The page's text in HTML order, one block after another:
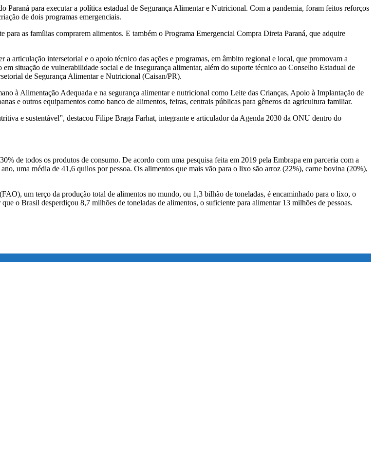
para executar a política estadual de Segurança Alimentar e Nutricional. Com a pandemia, foram feitos reforços
de dois programas emergenciais.
as famílias comprarem alimentos. E também o Programa Emergencial Compra Direta Paraná, que adquire
articulação intersetorial e o apoio técnico das ações e programas, em âmbito regional e local, que promovam a
situação de vulnerabilidade social e de insegurança alimentar, além do suporte técnico ao Conselho Estadual de
de Segurança Alimentar e Nutricional (Caisan/PR).
à Alimentação Adequada e na segurança alimentar e nutricional como Leite das Crianças, Apoio à Implantação de
e outros equipamentos como banco de alimentos, feiras, centrais públicas para gêneros da agricultura familiar.
e sustentável”, destacou Filipe Braga Farhat, integrante e articulador da Agenda 2030 da ONU dentro do
de todos os produtos de consumo. De acordo com uma pesquisa feita em 2019 pela Embrapa em parceria com a
uma média de 41,6 quilos por pessoa. Os alimentos que mais vão para o lixo são arroz (22%), carne bovina (20%),
um terço da produção total de alimentos no mundo, ou 1,3 bilhão de toneladas, é encaminhado para o lixo, o
o Brasil desperdiçou 8,7 milhões de toneladas de alimentos, o suficiente para alimentar 13 milhões de pessoas.